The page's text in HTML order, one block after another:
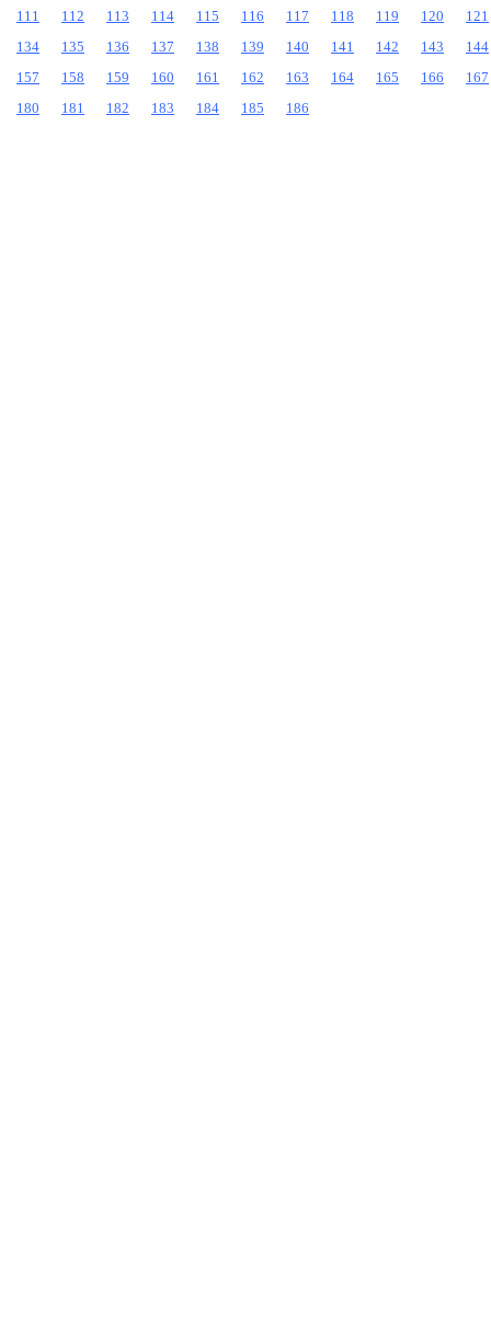
111
112 113 114 115 116 117 118 119 120
121
134
135 136 137 138 139 140 141 142 143
144
157
158 159 160 161 162 163 164 165 166
167
180
181 182 183 184 185 186